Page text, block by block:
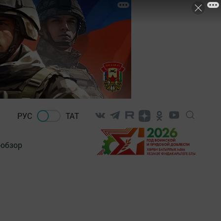
РУС ТАТ